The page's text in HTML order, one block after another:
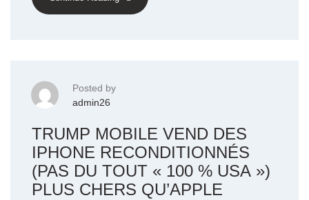
Posted by
admin26
TRUMP MOBILE VEND DES
IPHONE RECONDITIONNÉS
(PAS DU TOUT « 100 % USA »)
PLUS CHERS QU’APPLE